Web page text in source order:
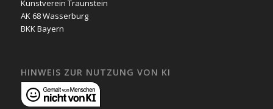
Kunstverein Traunstein
AK 68 Wasserburg
BKK Bayern
HINWEIS ZUR NUTZUNG VON KI